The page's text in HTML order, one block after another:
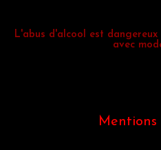
L'abus d'alcool est
avec
Mentions